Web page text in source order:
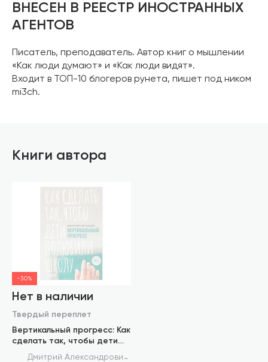
ВНЕСЕН В РЕЕСТР ИНОСТРАННЫХ
АГЕНТОВ
Писатель, преподаватель. Автор книг о мышлении
«Как люди думают» и «Как люди видят».
Входит в ТОП-10 блогеров рунета, пишет под ником
mi3ch.
Книги автора
-30%
Нет в наличии
Твердый переплет
Вертикальный прогресс: Как
сделать так, чтобы дети
полюбили школу
Дмитрий Александрович Чернышев